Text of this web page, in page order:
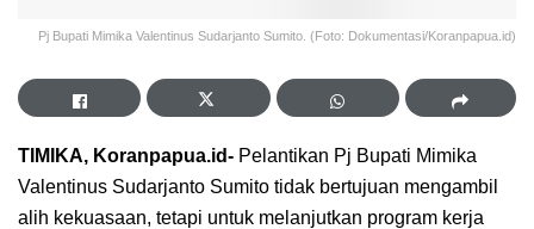
Pj Bupati Mimika Valentinus Sudarjanto Sumito. (Foto: Dokumentasi/Koranpapua.id)
TIMIKA, Koranpapua.id- Pelantikan Pj Bupati Mimika
Valentinus Sudarjanto Sumito tidak bertujuan mengambil
alih kekuasaan, tetapi untuk melanjutkan program kerja